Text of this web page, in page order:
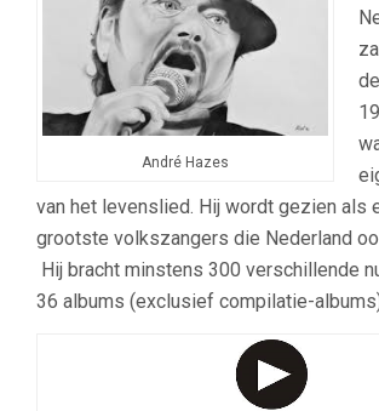
André Hazes
van het levenslied. Hij wordt gezien als
grootste volkszangers die Nederland
Hij bracht minstens 300 verschillende
36 albums (exclusief compilatie-